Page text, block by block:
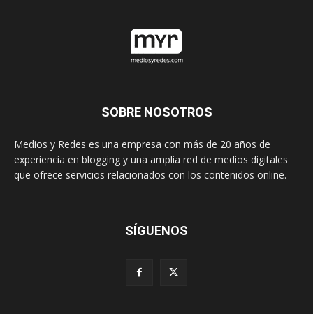
SOBRE NOSOTROS
Medios y Redes es una empresa con más de 20 años de
experiencia en blogging y una amplia red de medios digitales
que ofrece servicios relacionados con los contenidos online.
SÍGUENOS